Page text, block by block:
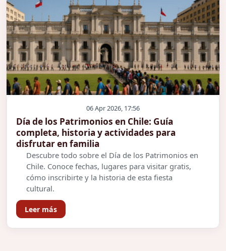
06 Apr 2026, 17:56
Día de los Patrimonios en Chile: Guía
completa, historia y actividades para
disfrutar en familia
Descubre todo sobre el Día de los Patrimonios en
Chile. Conoce fechas, lugares para visitar gratis,
cómo inscribirte y la historia de esta fiesta
cultural.
Leer más